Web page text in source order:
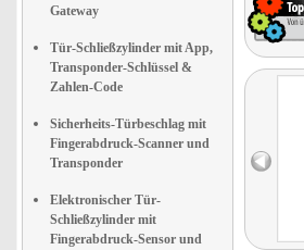
Gateway
Tür-Schließzylinder mit App,
Transponder-Schlüssel &
Zahlen-Code
Sicherheits-Türbeschlag mit
Fingerabdruck-Scanner und
Transponder
Elektronischer Tür-
Schließzylinder mit
Fingerabdruck-Sensor und